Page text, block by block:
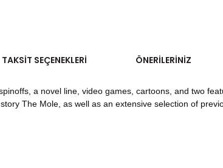
TAKSIT SEÇENEKLERI ÖNERILERINIZ
a novel line, video games, cartoons, and two
The Mole, as well as an extensive selection of